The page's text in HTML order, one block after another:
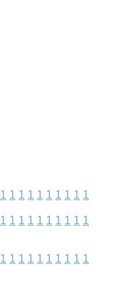
1 1 1 1 1 1 1 1 1 1
1 1 1 1 1 1 1 1 1 1
1 1 1 1 1 1 1 1 1 1